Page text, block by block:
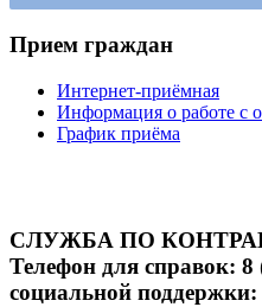
Прием граждан
Интернет-приёмная
Информация о работе с
График приёма
СЛУЖБА ПО
Телефон для справок:
социальной поддержки: